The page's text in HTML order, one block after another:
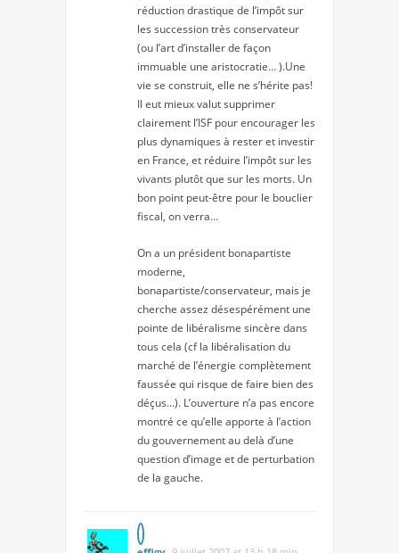
réduction drastique de l’impôt sur
les succession très conservateur
(ou l’art d’installer de façon
immuable une aristocratie… ).Une
vie se construit, elle ne s’hérite pas!
Il eut mieux valut supprimer
clairement l’ISF pour encourager les
plus dynamiques à rester et investir
en France, et réduire l’impôt sur les
vivants plutôt que sur les morts. Un
bon point peut-être pour le bouclier
fiscal, on verra…
On a un président bonapartiste
moderne,
bonapartiste/conservateur, mais je
cherche assez désespérément une
pointe de libéralisme sincère dans
tous cela (cf la libéralisation du
marché de l’énergie complètement
faussée qui risque de faire bien des
déçus…). L’ouverture n’a pas encore
montré ce qu’elle apporte à l’action
du gouvernement au delà d’une
question d’image et de perturbation
de la gauche.